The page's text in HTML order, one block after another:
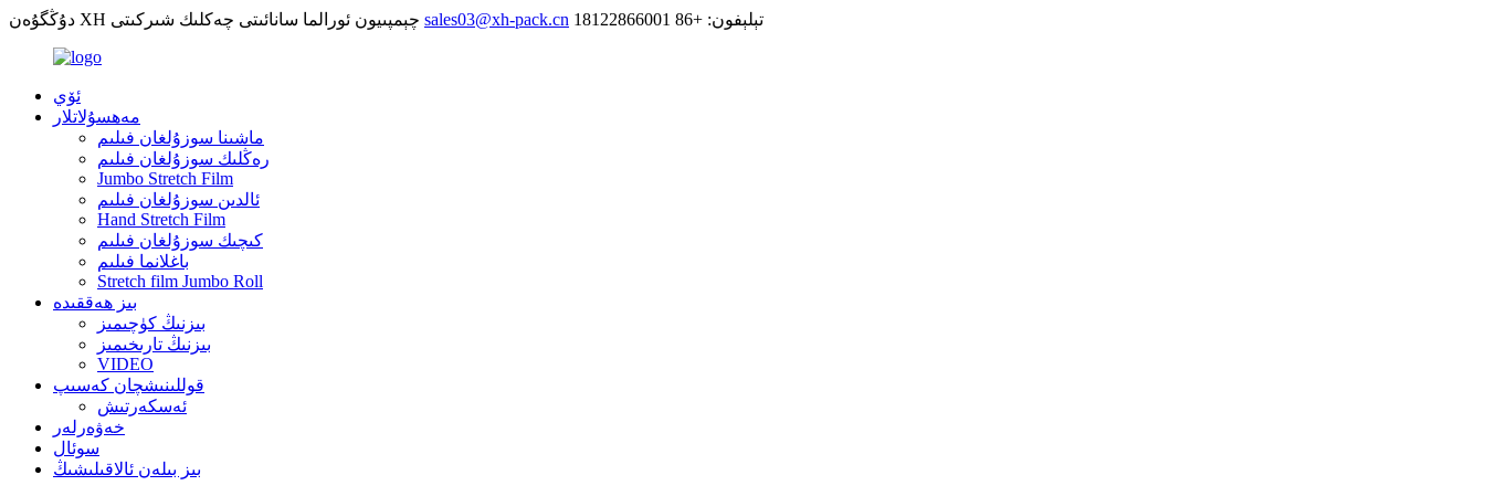
دۇڭگۇەن XH چېمپىيون ئورالما سانائىتى چەكلىك شىركىتى sales03@xh-pack.cn تېلېفون: +86 18122866001
ئۆي
مەھسۇلاتلار
ماشىنا سوزۇلغان فىلىم
رەڭلىك سوزۇلغان فىلىم
Jumbo Stretch Film
ئالدىن سوزۇلغان فىلىم
Hand Stretch Film
كىچىك سوزۇلغان فىلىم
باغلانما فىلىم
Stretch film Jumbo Roll
بىز ھەققىدە
بىزنىڭ كۈچىمىز
بىزنىڭ تارىخىمىز
VIDEO
قوللىنىشچان كەسىپ
ئەسكەرتىش
خەۋەرلەر
سوئال
بىز بىلەن ئالاقىلىشىڭ